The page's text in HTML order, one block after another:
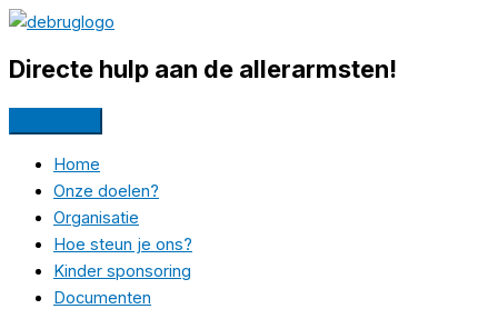
Ga
de
Directe hulp aan de allerarmsten!
Home
Onze doelen?
Organisatie
Hoe steun je ons?
Kinder sponsoring
Documenten